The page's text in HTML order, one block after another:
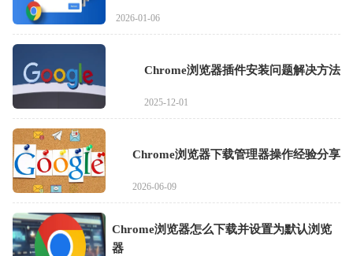
2026-01-06
Chrome浏览器插件安装问题解决方法
2025-12-01
Chrome浏览器下载管理器操作经验分享
2026-06-09
Chrome浏览器怎么下载并设置为默认浏览
器